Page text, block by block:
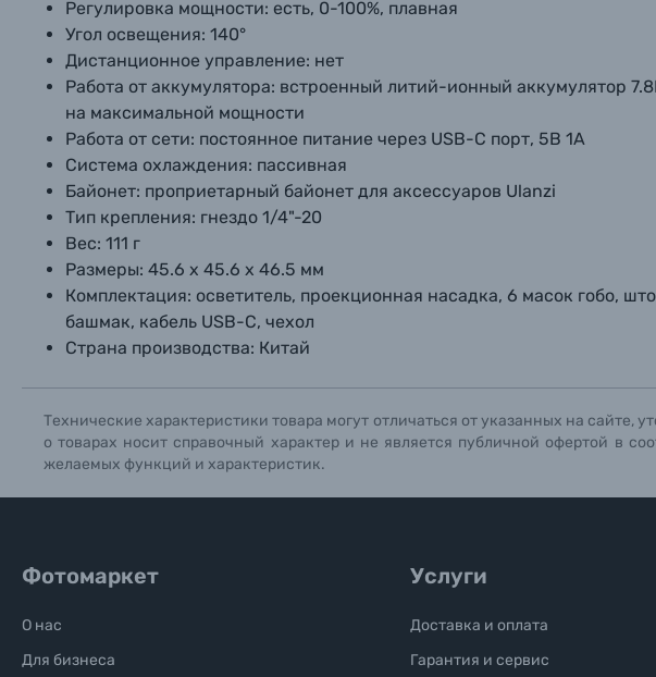
Уценённые товары
Регулировка мощности: есть, 0-100%, плавная
Угол освещения: 140°
Дистанционное управление: нет
Работа от аккумулятора: встроенный литий-ионный аккумулятор
на максимальной мощности
Работа от сети: постоянное питание через USB-C порт, 5В 1А
Система охлаждения: пассивная
Байонет: проприетарный байонет для аксессуаров Ulanzi
Тип крепления: гнездо 1/4"-20
Вес: 111 г
Размеры: 45.6 х 45.6 х 46.5 мм
Комплектация: осветитель, проекционная насадка, 6 масок гобо,
башмак, кабель USB-C, чехол
Страна производства: Китай
Технические характеристики товара могут отличаться от указанных на
о товарах носит справочный характер и не является публичной офертой в
желаемых функций и характеристик.
Фотомаркет
О нас
Для бизнеса
Услуги
Доставка и оплата
Гарантия и сервис